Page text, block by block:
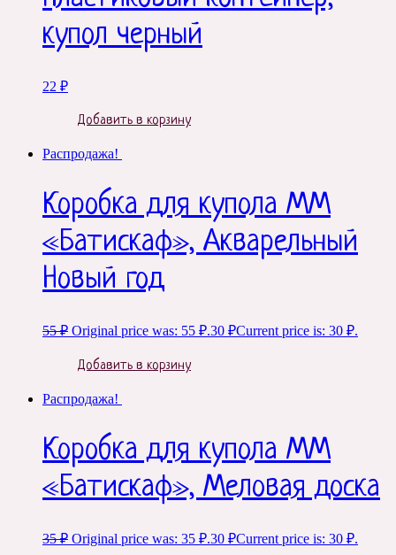
купол черный
22 ₽
Добавить в корзину
Распродажа!
Коробка для купола ММ
«Батискаф», Акварельный
Новый год
55₽ Original price was: 55 ₽.30 ₽Current price is: 30 ₽.
Добавить в корзину
Распродажа!
Коробка для купола ММ
«Батискаф», Меловая доска
35₽ Original price was: 35 ₽.30 ₽Current price is: 30 ₽.